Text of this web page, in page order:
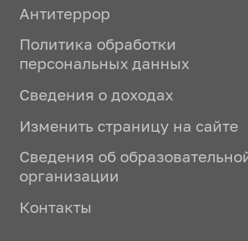
Антитеррор
Политика обработки
персональных данных
Сведения о доходах
Изменить страницу на сайте
Сведения об
организации
Контакты